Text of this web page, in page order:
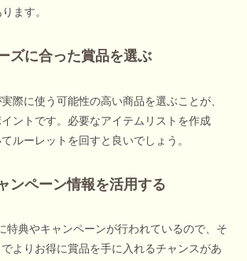
ます。
ズに合った賞品を選ぶ
際に使う可能性の高い商品を選ぶことが、
ントです。必要なアイテムリストを作成
ルーレットを回すと良いでしょう。
ンペーン情報を活用する
特典やキャンペーンが行われているので、そ
よりお得に賞品を手に入れるチャンスがあ